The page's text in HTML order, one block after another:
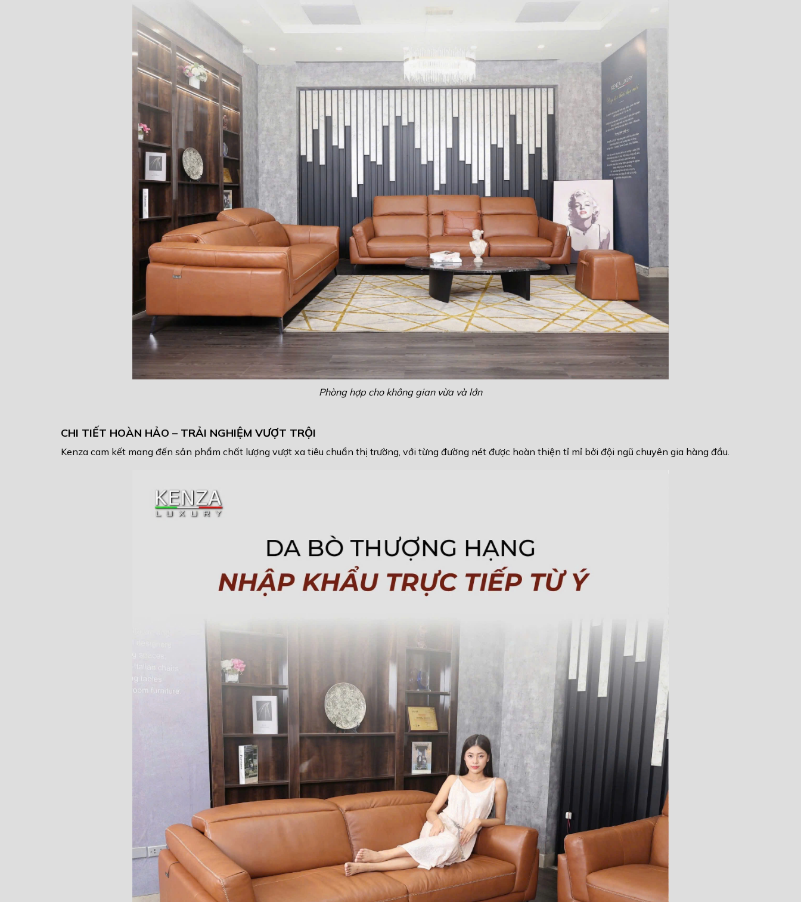
Phòng hợp cho không gian vừa và lớn
CHI TIẾT HOÀN HẢO – TRẢI NGHIỆM VƯỢT TRỘI
Kenza cam kết mang đến sản phẩm chất lượng vượt xa tiêu chuẩn thị trường, với từng đường nét được hoàn thiện tỉ mỉ bởi đội ngũ chuyên gia hàng đầu.